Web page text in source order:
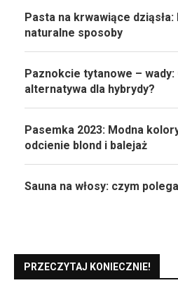
Pasta na krwawiące
naturalne sposoby
Paznokcie tytanowe –
alternatywa dla hybrydy?
Pasemka 2023: Modna
odcienie blond i balejaż
Sauna na włosy: czym
PRZECZYTAJ KONIECZNIE!